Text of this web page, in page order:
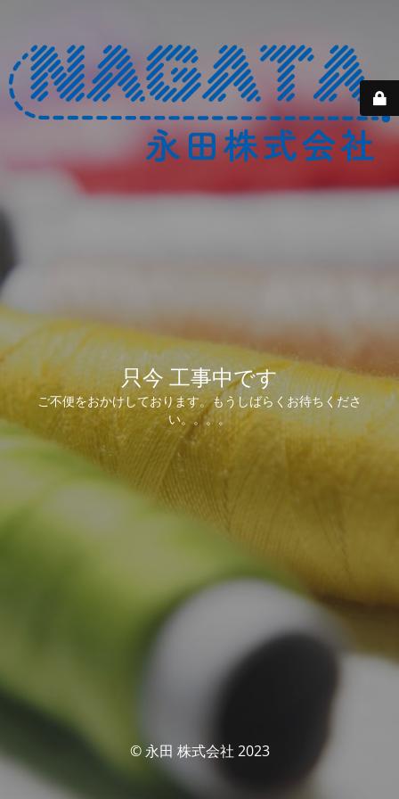
只今 工事中です
ご不便をおかけしております。もうしばらくお待ちくださ
い。。。。
© 永田 株式会社 2023